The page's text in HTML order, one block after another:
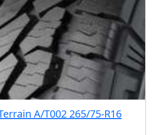
A/T002 265/75-R16